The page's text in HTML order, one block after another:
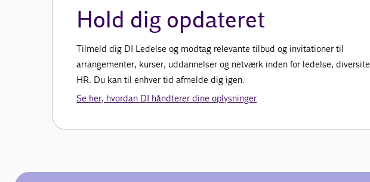
Hold dig opdateret
Tilmeld dig DI Ledelse og modtag relevante tilbud og invitationer til
arrangementer, kurser, uddannelser og netværk inden for ledelse,
HR. Du kan til enhver tid afmelde dig igen.
Se her, hvordan DI håndterer dine oplysninger